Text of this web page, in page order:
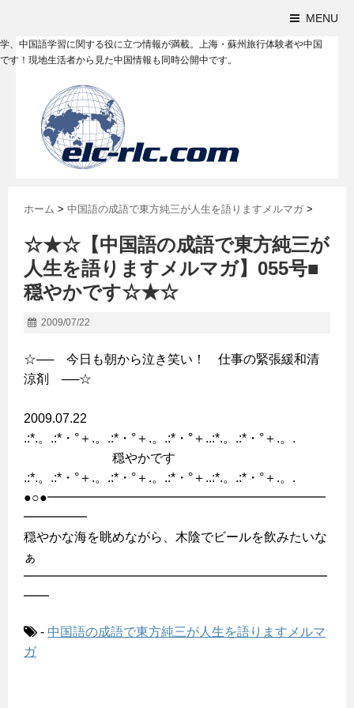
MENU
、中国語学習に関する役に立つ情報が満載。上海・蘇州旅行体験者や中国
す！現地生活者から見た中国情報も同時公開中です。
ホーム > 中国語の成語で東方純三が人生を語りますメルマガ >
☆★☆【中国語の成語で東方純三が
人生を語りますメルマガ】055号■
穏やかです☆★☆
2009/07/22
☆── 今日も朝から泣き笑い！ 仕事の緊張緩和清
涼剤 ──☆
2009.07.22
.:*.。.:*・°＋.。.:*・°＋.。.:*・°＋..:*.。.:*・°＋.。.
穏やかです
.:*.。.:*・°＋.。.:*・°＋.。.:*・°＋..:*.。.:*・°＋.。.
●○●━━━━━━━━━━━━━━━━━━━━━━
━━━━━
穏やかな海を眺めながら、木陰でビールを飲みたいな
ぁ
━━━━━━━━━━━━━━━━━━━━━━━━
━━
- 中国語の成語で東方純三が人生を語りますメルマ
ガ